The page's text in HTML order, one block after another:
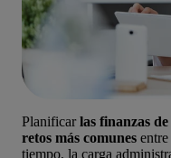
Planificarlas finanzas
retos más comunes
tiempo, la carga